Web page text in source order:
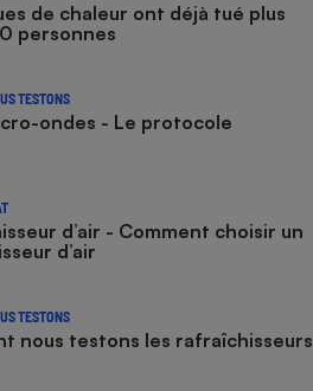
de chaleur ont déjà tué plus
personnes
TESTONS
ondes - Le protocole
d’air - Comment choisir un
d’air
TESTONS
nous testons les rafraîchisseurs